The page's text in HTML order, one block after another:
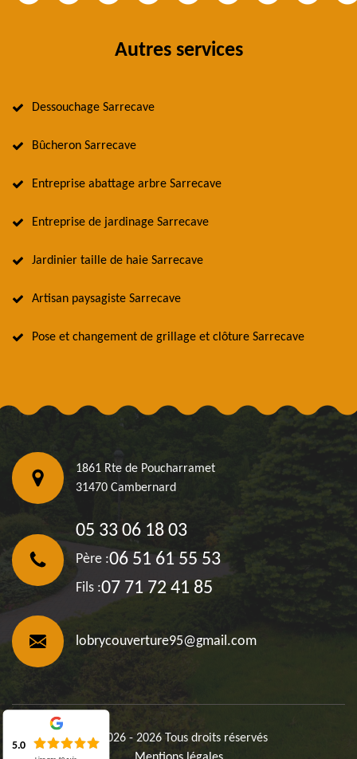
Autres services
Dessouchage Sarrecave
Bûcheron Sarrecave
Entreprise abattage arbre Sarrecave
Entreprise de jardinage Sarrecave
Jardinier taille de haie Sarrecave
Artisan paysagiste Sarrecave
Pose et changement de grillage et clôture Sarrecave
1861 Rte de Poucharramet
31470 Cambernard
05 33 06 18 03
Père :06 51 61 55 53
Fils :07 71 72 41 85
lobrycouverture95@gmail.com
©2026 - 2026 Tous droits réservés
5.0